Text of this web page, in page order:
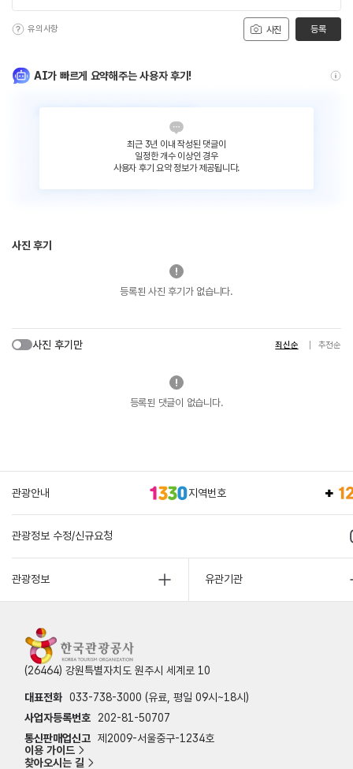
사진
유의사항 등록
AI가 빠르게 요약해주는 사용자 후기!
최근 3년 이내 작성된 댓글이
일정한 개수 이상인 경우
사용자 후기 요약 정보가 제공됩니다.
사진 후기
등록된 사진 후기가 없습니다.
사진 후기만 최신순 추천순
등록된 댓글이 없습니다.
관광안내 지역번호
관광정보 수정/신규요청
관광정보 유관기관
(26464) 강원특별자치도 원주시 세계로 10
대표전화 033-738-3000 (유료, 평일 09시~18시)
사업자등록번호
202-81-50707
통신판매업신고 제2009-서울중구-1234호
이용 가이드
찾아오시는 길